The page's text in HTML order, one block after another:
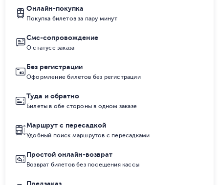
Онлайн-покупка
Покупка билетов за пару минут
Смс-сопровождение
О статусе заказа
Без регистрации
Оформление билетов без регистрации
Туда и обратно
Билеты в обе стороны в одном заказе
Маршрут с пересадкой
Удобный поиск маршрутов с пересадками
Простой онлайн-возврат
Возврат билетов без посещения кассы